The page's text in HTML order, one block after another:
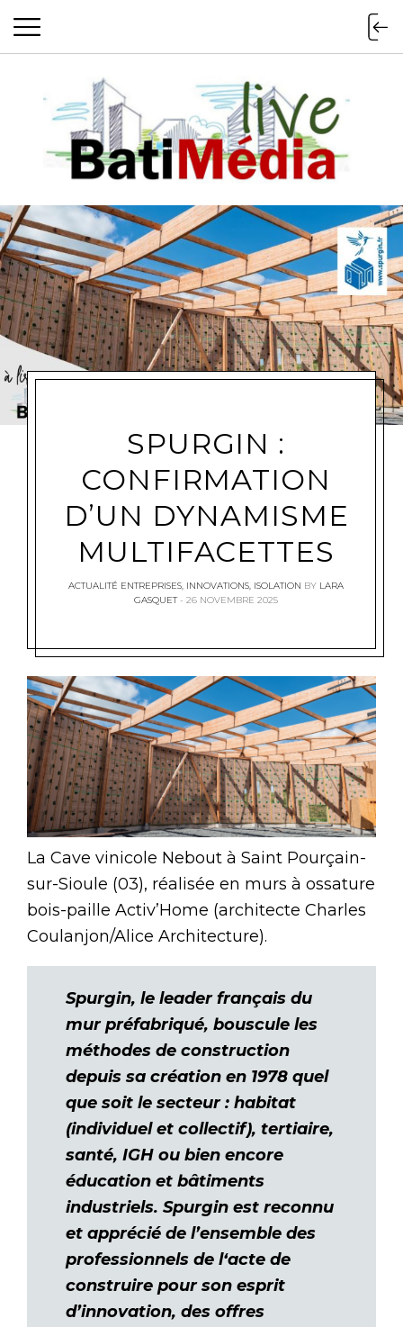
Batimedialive
SPURGIN :
CONFIRMATION
D’UN DYNAMISME
MULTIFACETTES
ACTUALITÉ ENTREPRISES, INNOVATIONS, ISOLATION BY LARA
GASQUET
26 NOVEMBRE 2025
La Cave vinicole Nebout à Saint Pourçain-
sur-Sioule (03), réalisée en murs à ossature
bois-paille Activ’Home (architecte Charles
Coulanjon/Alice Architecture).
Spurgin, le leader français du
mur préfabriqué, bouscule les
méthodes de construction
depuis sa création en 1978 quel
que soit le secteur : habitat
(individuel et collectif), tertiaire,
santé, IGH ou bien encore
éducation et bâtiments
industriels. Spurgin est reconnu
et apprécié de l’ensemble des
professionnels de l‘acte de
construire pour son esprit
d’innovation, des offres